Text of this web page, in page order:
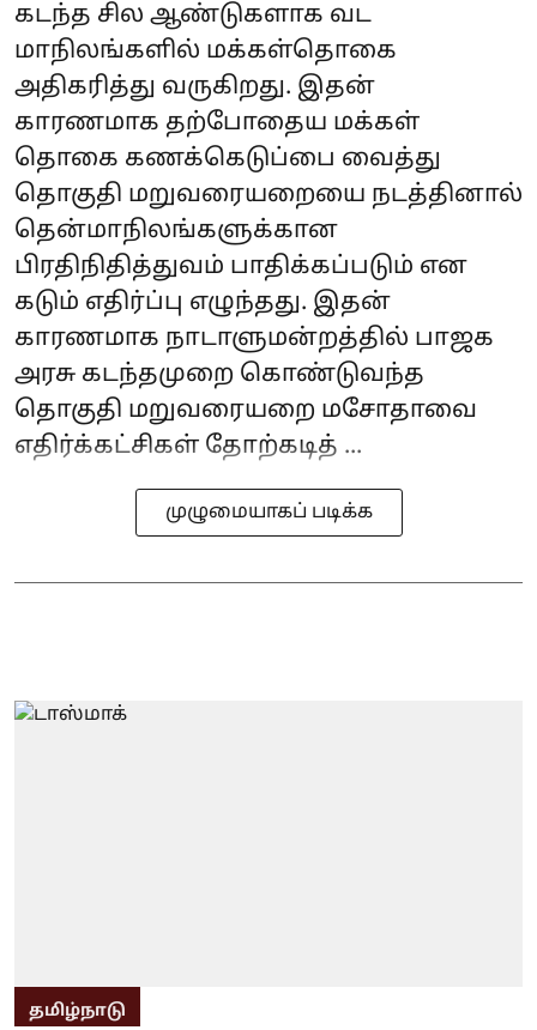
கடந்த சில ஆண்டுகளாக வட
மாநிலங்களில் மக்கள்தொகை
அதிகரித்து வருகிறது. இதன்
காரணமாக தற்போதைய மக்கள்
தொகை கணக்கெடுப்பை வைத்து
தொகுதி மறுவரையறையை நடத்தினால்
தென்மாநிலங்களுக்கான
பிரதிநிதித்துவம் பாதிக்கப்படும் என
கடும் எதிர்ப்பு எழுந்தது. இதன்
காரணமாக நாடாளுமன்றத்தில் பாஜக
அரசு கடந்தமுறை கொண்டுவந்த
தொகுதி மறுவரையறை மசோதாவை
எதிர்க்கட்சிகள் தோற்கடித் ...
முழுமையாகப் படிக்க
தமிழ்நாடு